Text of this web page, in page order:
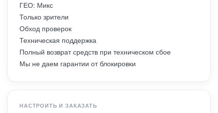
ГЕО: Микс
Только зрители
Обход проверок
Техническая поддержка
Полный возврат средств при техническом сбое
Мы не даем гарантии от блокировки
НАСТРОИТЬ И ЗАКАЗАТЬ